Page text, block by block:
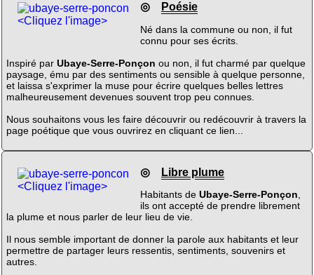
<Cliquez l'image>
◎ Poésie
Né dans la commune ou non, il fut
connu pour ses écrits.
Inspiré par Ubaye-Serre-Ponçon ou non, il fut charmé par quelque
paysage, ému par des sentiments ou sensible à quelque personne,
et laissa s'exprimer la muse pour écrire quelques belles lettres
malheureusement devenues souvent trop peu connues.
Nous souhaitons vous les faire découvrir ou redécouvrir à travers la
page poétique que vous ouvrirez en cliquant ce lien...
<Cliquez l'image>
◎ Libre plume
Habitants de Ubaye-Serre-Ponçon,
ils ont accepté de prendre librement
la plume et nous parler de leur lieu de vie.
Il nous semble important de donner la parole aux habitants et leur
permettre de partager leurs ressentis, sentiments, souvenirs et
autres.